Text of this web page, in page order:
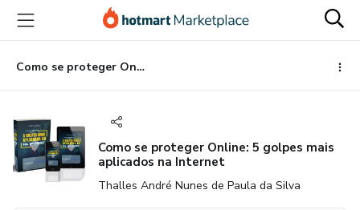
para
conteúdo
principal
para
pagamento
para
rodapé
Como se proteger Online: 5 golpes mais aplicados na Internet
Como se proteger Online: 5 golpes mais
aplicados na Internet
Thalles André Nunes de Paula da Silva